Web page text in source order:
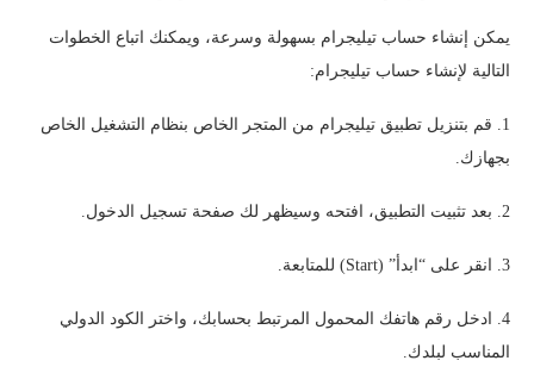
يمكن إنشاء حساب تيليجرام بسهولة وسرعة، ويمكنك اتباع الخطوات
التالية لإنشاء حساب تيليجرام:
1. قم بتنزيل تطبيق تيليجرام من المتجر الخاص بنظام التشغيل الخاص
بجهازك.
2. بعد تثبيت التطبيق، افتحه وسيظهر لك صفحة تسجيل الدخول.
3. انقر على “ابدأ” (Start) للمتابعة.
4. ادخل رقم هاتفك المحمول المرتبط بحسابك، واختر الكود الدولي
المناسب لبلدك.